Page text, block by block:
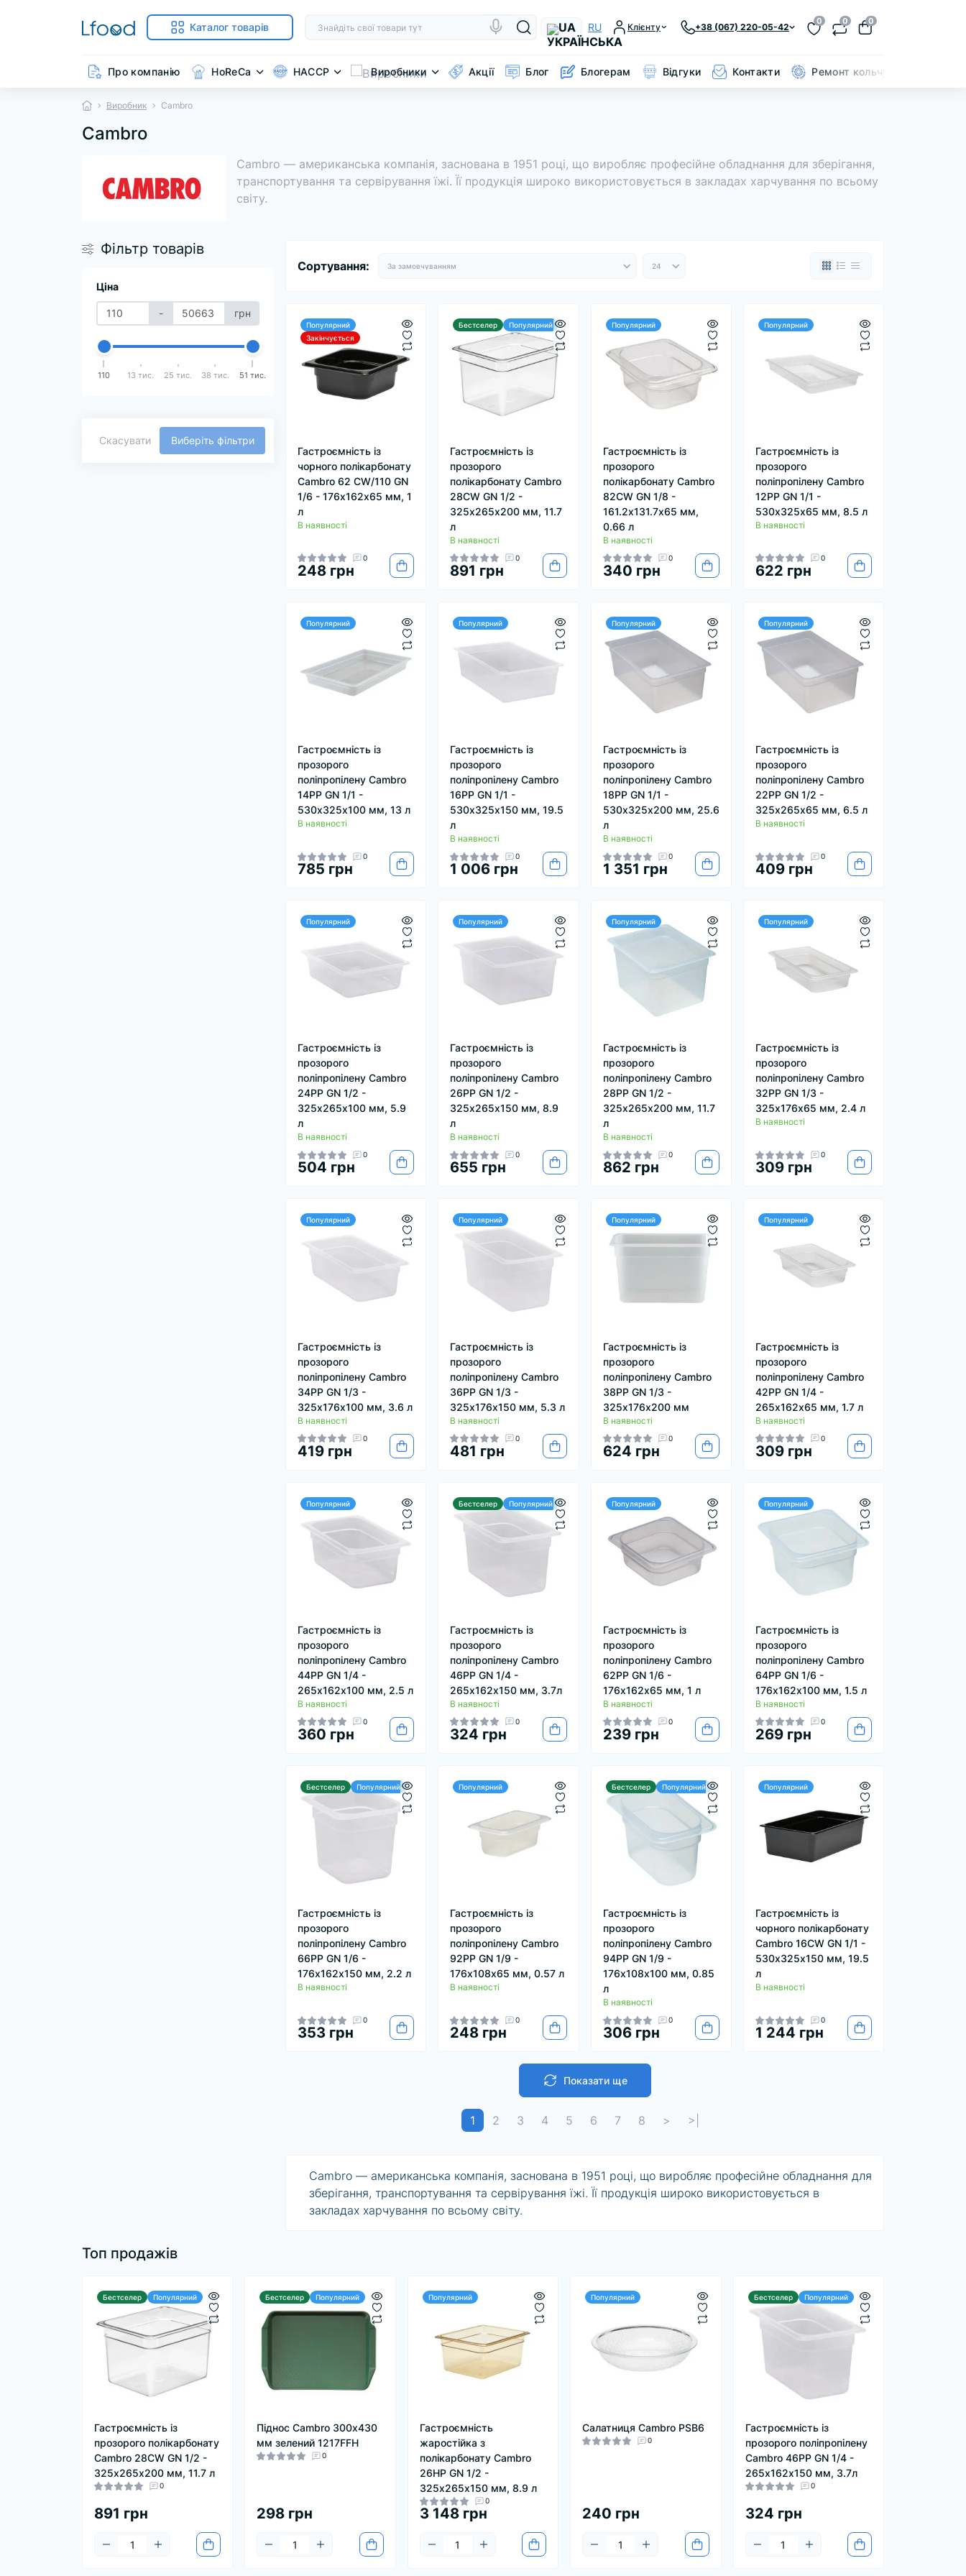
Каталог товарів UA RU Клієнту +38 (067) 220-05-42
0 0 0
Про компанію HoReCa HACCP Виробники Акції Блог Блогерам Відгуки Контакти Ремонт кольчуги
Виробник Cambro
Cambro
Cambro — американська компанія, заснована в 1951 році, що виробляє професійне обладнання для зберігання,
транспортування та сервірування їжі. Її продукція широко використовується в закладах харчування по всьому
світу.
Фільтр товарів
Ціна
- грн
110 13 тис. 25 тис. 38 тис. 51 тис.
Скасувати Виберіть фільтри
Сортування:
Популярний
Закінчується
Гастроємність із
чорного полікарбонату
Cambro 62 CW/110 GN
1/6 - 176х162х65 мм, 1
л
В наявності
0
248 грн
Бестселер Популярний
Гастроємність із
прозорого
полікарбонату Cambro
28CW GN 1/2 -
325х265х200 мм, 11.7
л
В наявності
0
891 грн
Популярний
Гастроємність із
прозорого
полікарбонату Cambro
82CW GN 1/8 -
161.2х131.7х65 мм,
0.66 л
В наявності
0
340 грн
Популярний
Гастроємність із
прозорого
поліпропілену Cambro
12PP GN 1/1 -
530х325х65 мм, 8.5 л
В наявності
0
622 грн
Популярний
Гастроємність із
прозорого
поліпропілену Cambro
14PP GN 1/1 -
530х325х100 мм, 13 л
В наявності
0
785 грн
Популярний
Гастроємність із
прозорого
поліпропілену Cambro
16PP GN 1/1 -
530х325х150 мм, 19.5
л
В наявності
0
1 006 грн
Популярний
Гастроємність із
прозорого
поліпропілену Cambro
18PP GN 1/1 -
530х325х200 мм, 25.6
л
В наявності
0
1 351 грн
Популярний
Гастроємність із
прозорого
поліпропілену Cambro
22PP GN 1/2 -
325х265х65 мм, 6.5 л
В наявності
0
409 грн
Популярний
Гастроємність із
прозорого
поліпропілену Cambro
24PP GN 1/2 -
325х265х100 мм, 5.9
л
В наявності
0
504 грн
Популярний
Гастроємність із
прозорого
поліпропілену Cambro
26PP GN 1/2 -
325х265х150 мм, 8.9
л
В наявності
0
655 грн
Популярний
Гастроємність із
прозорого
поліпропілену Cambro
28PP GN 1/2 -
325х265х200 мм, 11.7
л
В наявності
0
862 грн
Популярний
Гастроємність із
прозорого
поліпропілену Cambro
32PP GN 1/3 -
325х176х65 мм, 2.4 л
В наявності
0
309 грн
Популярний
Гастроємність із
прозорого
поліпропілену Cambro
34PP GN 1/3 -
325х176х100 мм, 3.6 л
В наявності
0
419 грн
Популярний
Гастроємність із
прозорого
поліпропілену Cambro
36PP GN 1/3 -
325х176х150 мм, 5.3 л
В наявності
0
481 грн
Популярний
Гастроємність із
прозорого
поліпропілену Cambro
38PP GN 1/3 -
325х176х200 мм
В наявності
0
624 грн
Популярний
Гастроємність із
прозорого
поліпропілену Cambro
42PP GN 1/4 -
265х162х65 мм, 1.7 л
В наявності
0
309 грн
Популярний
Гастроємність із
прозорого
поліпропілену Cambro
44PP GN 1/4 -
265х162х100 мм, 2.5 л
В наявності
0
360 грн
Бестселер Популярний
Гастроємність із
прозорого
поліпропілену Cambro
46PP GN 1/4 -
265х162х150 мм, 3.7л
В наявності
0
324 грн
Популярний
Гастроємність із
прозорого
поліпропілену Cambro
62PP GN 1/6 -
176х162х65 мм, 1 л
В наявності
0
239 грн
Популярний
Гастроємність із
прозорого
поліпропілену Cambro
64PP GN 1/6 -
176х162х100 мм, 1.5 л
В наявності
0
269 грн
Бестселер Популярний
Гастроємність із
прозорого
поліпропілену Cambro
66PP GN 1/6 -
176х162х150 мм, 2.2 л
В наявності
0
353 грн
Популярний
Гастроємність із
прозорого
поліпропілену Cambro
92PP GN 1/9 -
176х108х65 мм, 0.57 л
В наявності
0
248 грн
Бестселер Популярний
Гастроємність із
прозорого
поліпропілену Cambro
94PP GN 1/9 -
176х108х100 мм, 0.85
л
В наявності
0
306 грн
Популярний
Гастроємність із
чорного полікарбонату
Cambro 16CW GN 1/1 -
530х325х150 мм, 19.5
л
В наявності
0
1 244 грн
Показати ще
1 2 3 4 5 6 7 8 > >|
Cambro — американська компанія, заснована в 1951 році, що виробляє професійне обладнання для
зберігання, транспортування та сервірування їжі. Її продукція широко використовується в
закладах харчування по всьому світу.
Топ продажів
Бестселер Популярний
Гастроємність із
прозорого полікарбонату
Cambro 28CW GN 1/2 -
325х265х200 мм, 11.7 л
0
891 грн
Бестселер Популярний
Піднос Cambro 300х430
мм зелений 1217FFH
0
298 грн
Популярний
Гастроємність
жаростійка з
полікарбонату Cambro
26HP GN 1/2 -
325х265х150 мм, 8.9 л
0
3 148 грн
Популярний
Салатниця Cambro PSB6
0
240 грн
Бестселер Популярний
Гастроємність із
прозорого поліпропілену
Cambro 46PP GN 1/4 -
265х162х150 мм, 3.7л
0
324 грн